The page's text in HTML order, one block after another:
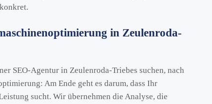
in Zeulenroda-
SEO-Agentur in Zeulenroda-Triebes suchen, nach
Am Ende geht es darum, dass Ihr
sucht. Wir übernehmen die Analyse, die